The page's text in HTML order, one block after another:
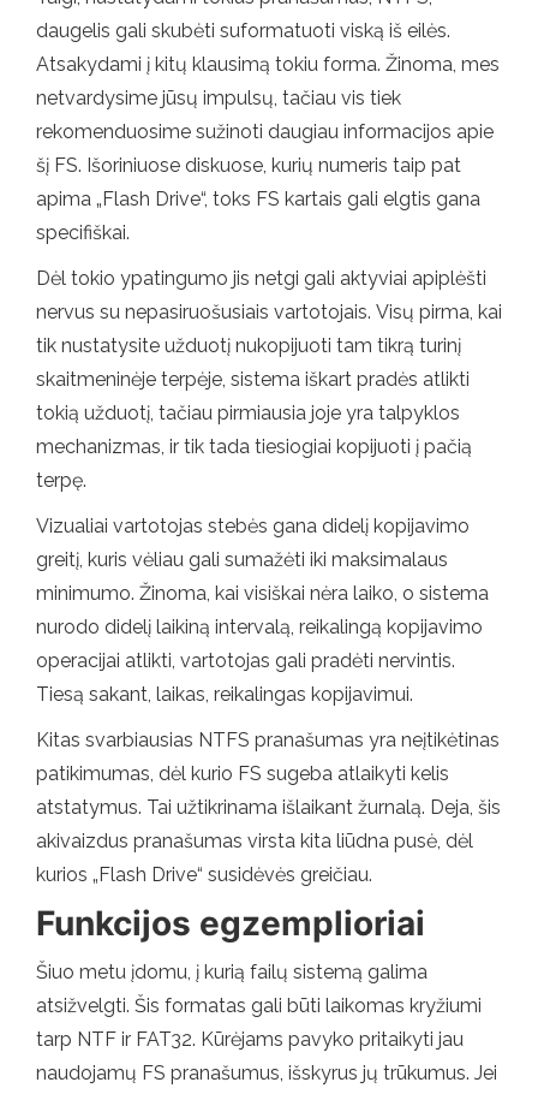
daugelis gali skubėti suformatuoti viską iš eilės.
Atsakydami į kitų klausimą tokiu forma. Žinoma, mes
netvardysime jūsų impulsų, tačiau vis tiek
rekomenduosime sužinoti daugiau informacijos apie
šį FS. Išoriniuose diskuose, kurių numeris taip pat
apima „Flash Drive“, toks FS kartais gali elgtis gana
specifiškai.
Dėl tokio ypatingumo jis netgi gali aktyviai apiplėšti
nervus su nepasiruošusiais vartotojais. Visų pirma, kai
tik nustatysite užduotį nukopijuoti tam tikrą turinį
skaitmeninėje terpėje, sistema iškart pradės atlikti
tokią užduotį, tačiau pirmiausia joje yra talpyklos
mechanizmas, ir tik tada tiesiogiai kopijuoti į pačią
terpę.
Vizualiai vartotojas stebės gana didelį kopijavimo
greitį, kuris vėliau gali sumažėti iki maksimalaus
minimumo. Žinoma, kai visiškai nėra laiko, o sistema
nurodo didelį laikiną intervalą, reikalingą kopijavimo
operacijai atlikti, vartotojas gali pradėti nervintis.
Tiesą sakant, laikas, reikalingas kopijavimui.
Kitas svarbiausias NTFS pranašumas yra neįtikėtinas
patikimumas, dėl kurio FS sugeba atlaikyti kelis
atstatymus. Tai užtikrinama išlaikant žurnalą. Deja, šis
akivaizdus pranašumas virsta kita liūdna pusė, dėl
kurios „Flash Drive“ susidėvės greičiau.
Funkcijos egzemplioriai
Šiuo metu įdomu, į kurią failų sistemą galima
atsižvelgti. Šis formatas gali būti laikomas kryžiumi
tarp NTF ir FAT32. Kūrėjams pavyko pritaikyti jau
naudojamų FS pranašumus, išskyrus jų trūkumus. Jei